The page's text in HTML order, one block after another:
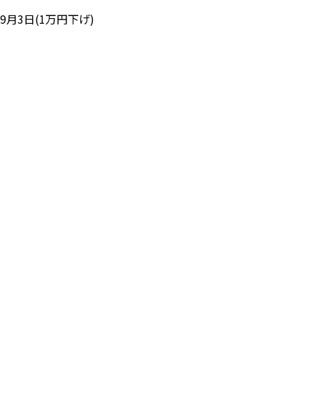
9月3日(1万円下げ)